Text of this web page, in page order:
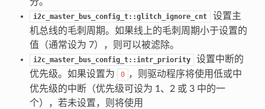
分。
i2c_master_bus_config_t::glitch_ignore_cnt
设置主
机总线的毛刺周期。如果线上的毛刺周期小于设置的
值（通常设为 7），则可以被滤除。
i2c_master_bus_config_t::intr_priority
设置中断的
优先级。如果设置为
0 ，则驱动程序将使用低或中
优先级的中断（优先级可设为 1、2 或 3 中的一
个），若未设置，则将使用